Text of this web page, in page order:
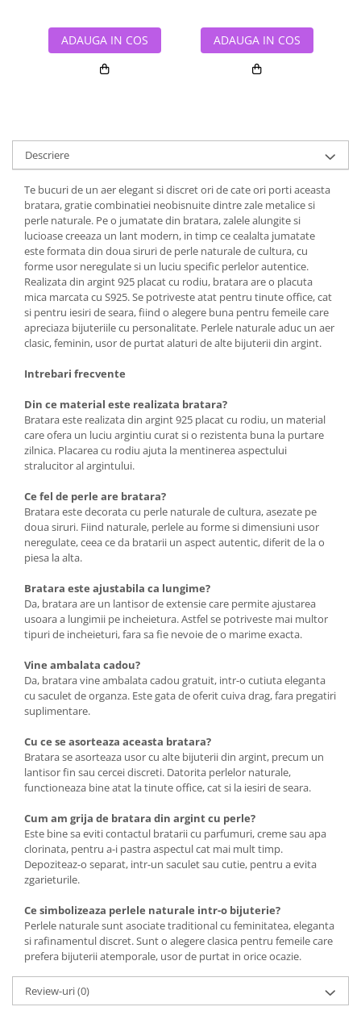
ADAUGA IN COS ADAUGA IN COS
Descriere
Te bucuri de un aer elegant si discret ori de cate ori porti aceasta
bratara, gratie combinatiei neobisnuite dintre zale metalice si
perle naturale. Pe o jumatate din bratara, zalele alungite si
lucioase creeaza un lant modern, in timp ce cealalta jumatate
este formata din doua siruri de perle naturale de cultura, cu
forme usor neregulate si un luciu specific perlelor autentice.
Realizata din argint 925 placat cu rodiu, bratara are o placuta
mica marcata cu S925. Se potriveste atat pentru tinute office, cat
si pentru iesiri de seara, fiind o alegere buna pentru femeile care
apreciaza bijuteriile cu personalitate. Perlele naturale aduc un aer
clasic, feminin, usor de purtat alaturi de alte bijuterii din argint.
Intrebari frecvente
Din ce material este realizata bratara?
Bratara este realizata din argint 925 placat cu rodiu, un material
care ofera un luciu argintiu curat si o rezistenta buna la purtare
zilnica. Placarea cu rodiu ajuta la mentinerea aspectului
stralucitor al argintului.
Ce fel de perle are bratara?
Bratara este decorata cu perle naturale de cultura, asezate pe
doua siruri. Fiind naturale, perlele au forme si dimensiuni usor
neregulate, ceea ce da bratarii un aspect autentic, diferit de la o
piesa la alta.
Bratara este ajustabila ca lungime?
Da, bratara are un lantisor de extensie care permite ajustarea
usoara a lungimii pe incheietura. Astfel se potriveste mai multor
tipuri de incheieturi, fara sa fie nevoie de o marime exacta.
Vine ambalata cadou?
Da, bratara vine ambalata cadou gratuit, intr-o cutiuta eleganta
cu saculet de organza. Este gata de oferit cuiva drag, fara pregatiri
suplimentare.
Cu ce se asorteaza aceasta bratara?
Bratara se asorteaza usor cu alte bijuterii din argint, precum un
lantisor fin sau cercei discreti. Datorita perlelor naturale,
functioneaza bine atat la tinute office, cat si la iesiri de seara.
Cum am grija de bratara din argint cu perle?
Este bine sa eviti contactul bratarii cu parfumuri, creme sau apa
clorinata, pentru a-i pastra aspectul cat mai mult timp.
Depoziteaz-o separat, intr-un saculet sau cutie, pentru a evita
zgarieturile.
Ce simbolizeaza perlele naturale intr-o bijuterie?
Perlele naturale sunt asociate traditional cu feminitatea, eleganta
si rafinamentul discret. Sunt o alegere clasica pentru femeile care
prefera bijuterii atemporale, usor de purtat in orice ocazie.
Review-uri(0)